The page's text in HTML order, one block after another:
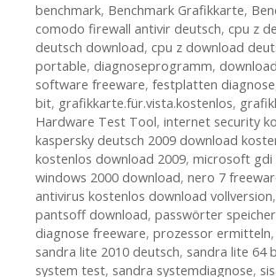
benchmark, Benchmark Grafikkarte,
comodo firewall antivir deutsch, cpu z
deutsch download, cpu z download
portable, diagnoseprogramm,
software freeware, festplatten diagnose
bit, grafikkarte.für.vista.kostenlos,
Hardware Test Tool, internet security
kaspersky deutsch 2009 download
kostenlos download 2009, microsoft gdi
windows 2000 download, nero 7
antivirus kostenlos download vollversion,
pantsoff download, passwörter
diagnose freeware, prozessor ermitteln,
sandra lite 2010 deutsch, sandra lite 64
system test, sandra systemdiagnose,